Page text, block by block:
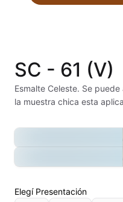
Alambre Kanthal
Bizcochos
Conos
SC - 61 (V)
Esmalte Celeste. Se
la muestra chica esta
Elegí Presentación